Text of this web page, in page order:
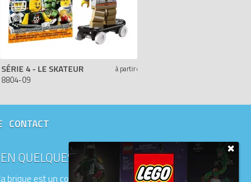
SÉRIE 4 - LE SKATEUR
8804-09
à partir de
CONTACT
EN QUELQUES MOTS
brique est un comparateur de prix